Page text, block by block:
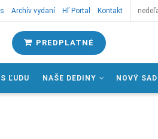
Archív vydaní Hľ Portal Kontakt
PREDPLATNÉ
ĽUDU NAŠE DEDINY NOVÝ SAD